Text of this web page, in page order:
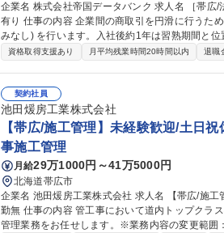
企業名 株式会社帝国データバンク 求人名 ［帯広/法人営業］コンサルティング/web面接可/賞与＋インセンティブ
有り 仕事の内容 企業間の商取引を円滑に行うための信用調査と会員顧客へのコンサル営業＋会員獲得営業(飛び込
みなし) を行います。入社後約1年は習熟期間と
境です。 ■信用調査(約80項目)：事業内容やビジネスモデル、財務状況の聞き取り ■コンサル営業：業界動向・市
案 【魅力】担当顧客に対し長期伴走型の課題解
案による企業の改善を間近に感じられます。経営層
職種 ［帯広/法人営業］コンサルティング/web面
資格取得支援あり 月平均残業時間20時間以内 退職
契約社員
池田煖房工業株式会社
【帯広/施工管理】未経験歓迎/土日
事施工管理
月給29万1000円～41万5000円
北海道帯広市
企業名 池田煖房工業株式会社 求人名 【帯広/施工管理】未経験歓迎/土日祝休/正社員登用100%/奨学金返還制度/転
勤無 仕事の内容 管工事において道内トップクラスの売上を誇る当社にて、冷暖房設備を中心とした管工事の施工
管理業務をお任せします。※業務内容の変更範囲：当社の定める業務 ■発注者と